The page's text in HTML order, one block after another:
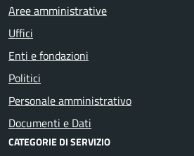
Aree amministrative
Uffici
Enti e fondazioni
Politici
Personale amministrativo
Documenti e Dati
CATEGORIE DI SERVIZIO